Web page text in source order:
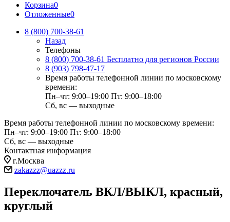
Корзина0
Отложенные0
8 (800) 700-38-61
Назад
Телефоны
8 (800) 700-38-61 Бесплатно для регионов России
8 (903) 798-47-17
Время работы телефонной линии по московскому
времени:
Пн–чт: 9:00–19:00 Пт: 9:00–18:00
Сб, вс — выходные
Время работы телефонной линии по московскому времени:
Пн–чт: 9:00–19:00 Пт: 9:00–18:00
Сб, вс — выходные
Контактная информация
г.Москва
zakazzz@uazzz.ru
Переключатель ВКЛ/ВЫКЛ, красный,
круглый